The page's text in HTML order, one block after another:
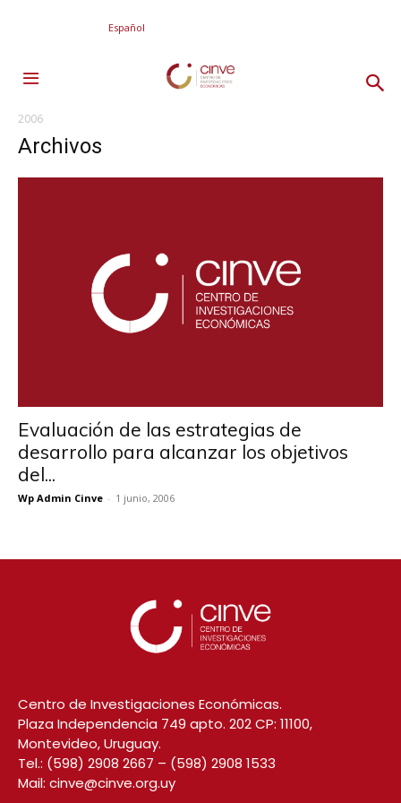
Español
2006
Archivos
Evaluación de las estrategias de
desarrollo para alcanzar los objetivos
del...
Wp Admin Cinve - 1 junio, 2006
Centro de Investigaciones Económicas.
Plaza Independencia 749 apto. 202 CP: 11100,
Montevideo, Uruguay.
Tel.: (598) 2908 2667 – (598) 2908 1533
Mail: cinve@cinve.org.uy